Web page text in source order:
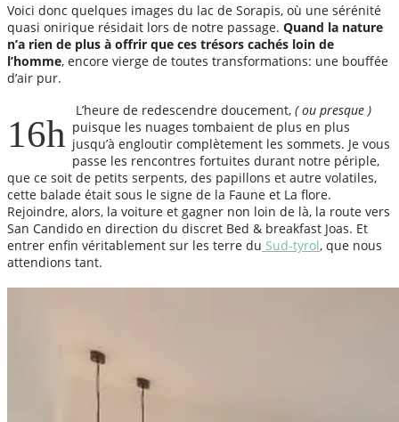
Voici donc quelques images du lac de Sorapis, où une sérénité
quasi onirique résidait lors de notre passage. Quand la nature
n’a rien de plus à offrir que ces trésors cachés loin de
l’homme, encore vierge de toutes transformations: une bouffée
d’air pur.
16h
L’heure de redescendre doucement, ( ou presque )
puisque les nuages tombaient de plus en plus
jusqu’à engloutir complètement les sommets. Je vous
passe les rencontres fortuites durant notre périple,
que ce soit de petits serpents, des papillons et autre volatiles,
cette balade était sous le signe de la Faune et La flore.
Rejoindre, alors, la voiture et gagner non loin de là, la route vers
San Candido en direction du discret Bed & breakfast Joas. Et
entrer enfin véritablement sur les terre du Sud-tyrol, que nous
attendions tant.